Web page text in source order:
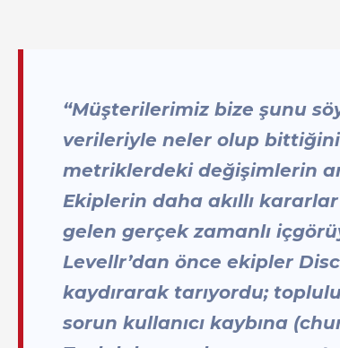
“Müşterilerimiz bize şunu
verileriyle neler olup bittiğini
metriklerdeki değişimlerin
Ekiplerin daha akıllı kararlar
gelen gerçek zamanlı
Levellr’dan önce ekipler
kaydırarak tarıyordu;
sorun kullanıcı kaybına